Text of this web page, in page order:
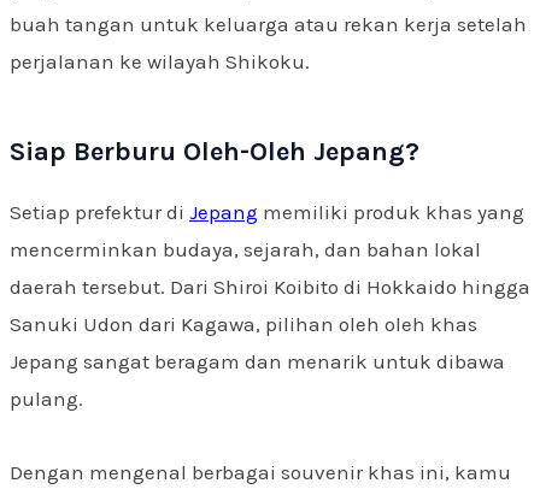
buah tangan untuk keluarga atau rekan kerja setelah
perjalanan ke wilayah Shikoku.
Siap Berburu Oleh-Oleh Jepang?
Setiap prefektur di Jepang memiliki produk khas yang
mencerminkan budaya, sejarah, dan bahan lokal
daerah tersebut. Dari Shiroi Koibito di Hokkaido hingga
Sanuki Udon dari Kagawa, pilihan oleh oleh khas
Jepang sangat beragam dan menarik untuk dibawa
pulang.
Dengan mengenal berbagai souvenir khas ini, kamu